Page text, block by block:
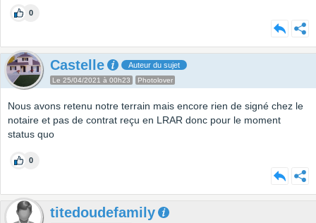
0
Castelle Auteur du sujet
Le 25/04/2021 à 00h23 Photolover
Nous avons retenu notre terrain mais encore rien de signé chez le
notaire et pas de contrat reçu en LRAR donc pour le moment
status quo
0
titedoudefamily